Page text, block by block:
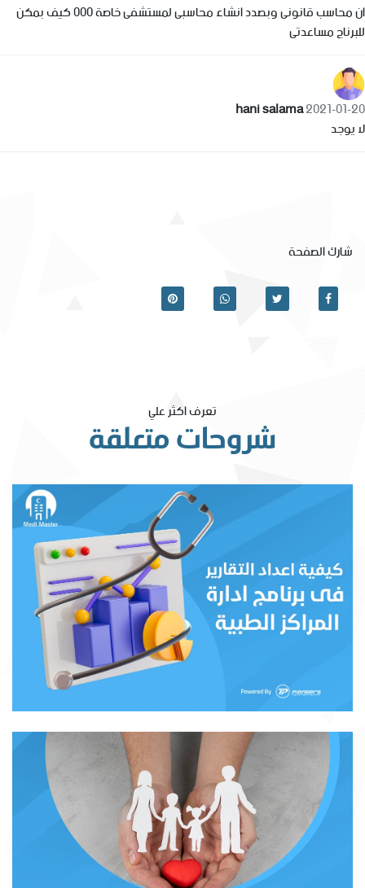
ان محاسب قانونى وبصدد انشاء محاسبى لمستشفى خاصة 000 كيف بمكن
للبرناج مساعدتى
hani salama2021-01-20
لا يوجد
شارك الصفحة
تعرف اكثر علي
شروحات متعلقة